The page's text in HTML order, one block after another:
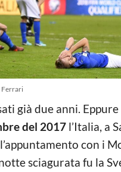
Ferrari
già due anni.
del 2017 l’Italia, a
con i
sciagurata fu la